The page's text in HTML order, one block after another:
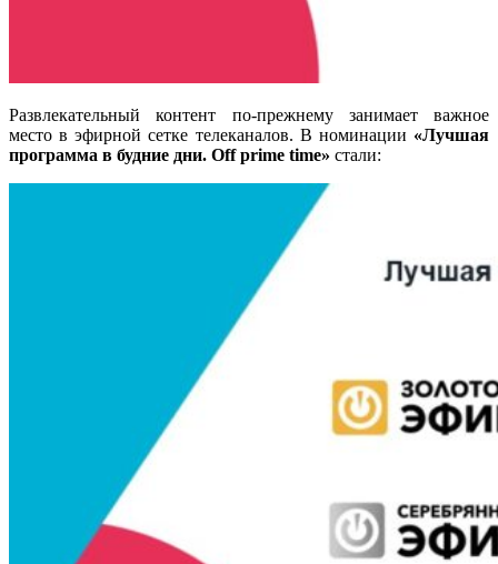
Развлекательный контент по-прежнему занимает важное
место в эфирной сетке телеканалов. В номинации «Лучшая
программа в будние дни. Off prime time» стали: